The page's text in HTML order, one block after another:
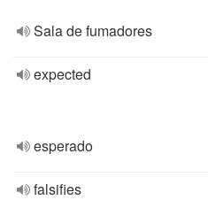
Sala de fumadores
expected
esperado
falsifies